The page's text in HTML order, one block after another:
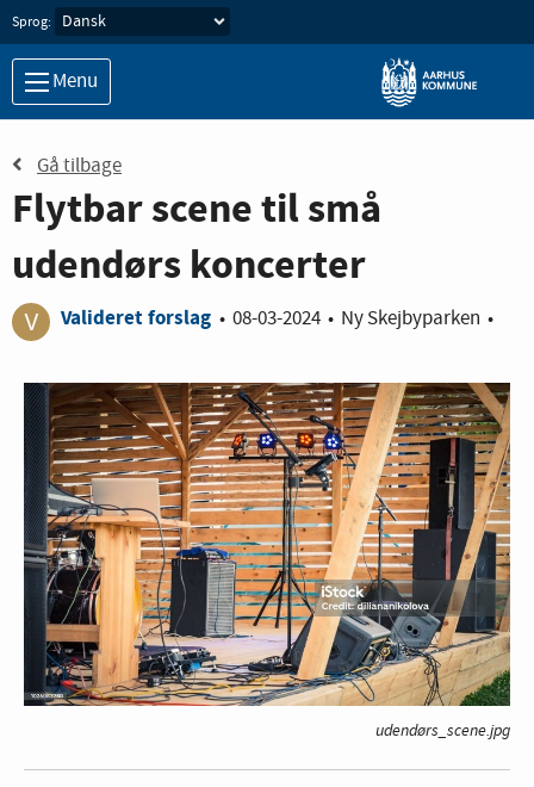
Sprog:
Menu
Gå tilbage
Flytbar scene til små
udendørs koncerter
Valideret forslag • 08-03-2024 • Ny Skejbyparken •
udendørs_scene.jpg